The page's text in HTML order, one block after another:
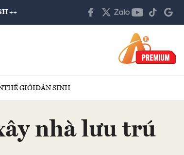
++
THẾ GIỚIDÂN SINH
nhà lưu trú